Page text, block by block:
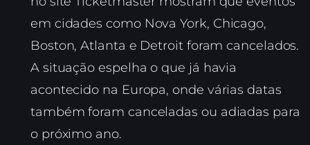
em cidades como Nova York, Chicago,
Boston, Atlanta e Detroit foram cancelados.
A situação espelha o que já havia
acontecido na Europa, onde várias datas
também foram canceladas ou adiadas para
o próximo ano.